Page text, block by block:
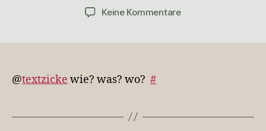
Keine Kommentarezu
@textzicke wie? was? wo? #